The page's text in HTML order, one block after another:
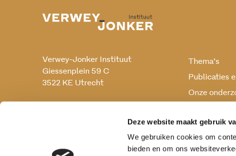
Deze website maakt gebruik
We gebruiken cookies om
bieden en om ons
Verwey-Jonker Instituut
Giessenplein 59 C
3522 KE Utrecht
Thema’s
Publicaties
Onze